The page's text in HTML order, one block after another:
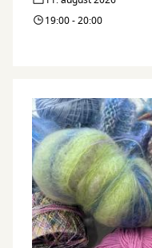
19:00 - 20:00